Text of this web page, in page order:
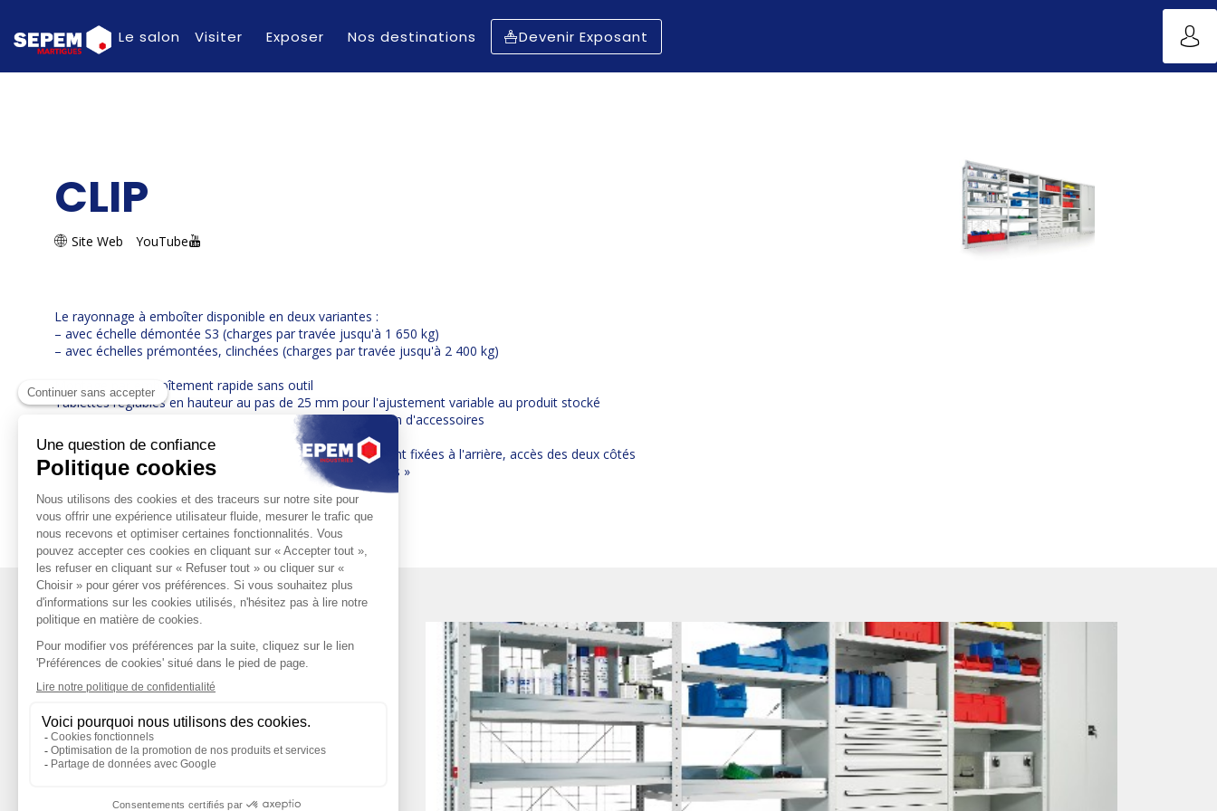
Le salon Visiter Exposer Nos destinations Devenir Exposant
CLIP
Site Web YouTube
Le rayonnage à emboîter disponible en deux variantes :
– avec échelle démontée S3 (charges par travée jusqu'à 1 650 kg)
– avec échelles prémontées, clinchées (charges par travée jusqu'à 2 400 kg)
Montage par emboîtement rapide sans outil
Tablettes réglables en hauteur au pas de 25 mm pour l'ajustement variable au produit stocké
Tablettes perforées à intervalles de 50 mm pour l’utilisation d'accessoires
Croisillon arrière pour la stabilité de la travée
Rayonnages double face : les deux rangées sont solidement fixées à l'arrière, accès des deux côtés
Utilisation d'espace limitée grâce à la structure « dos-à-dos »
GALERIE
d'images